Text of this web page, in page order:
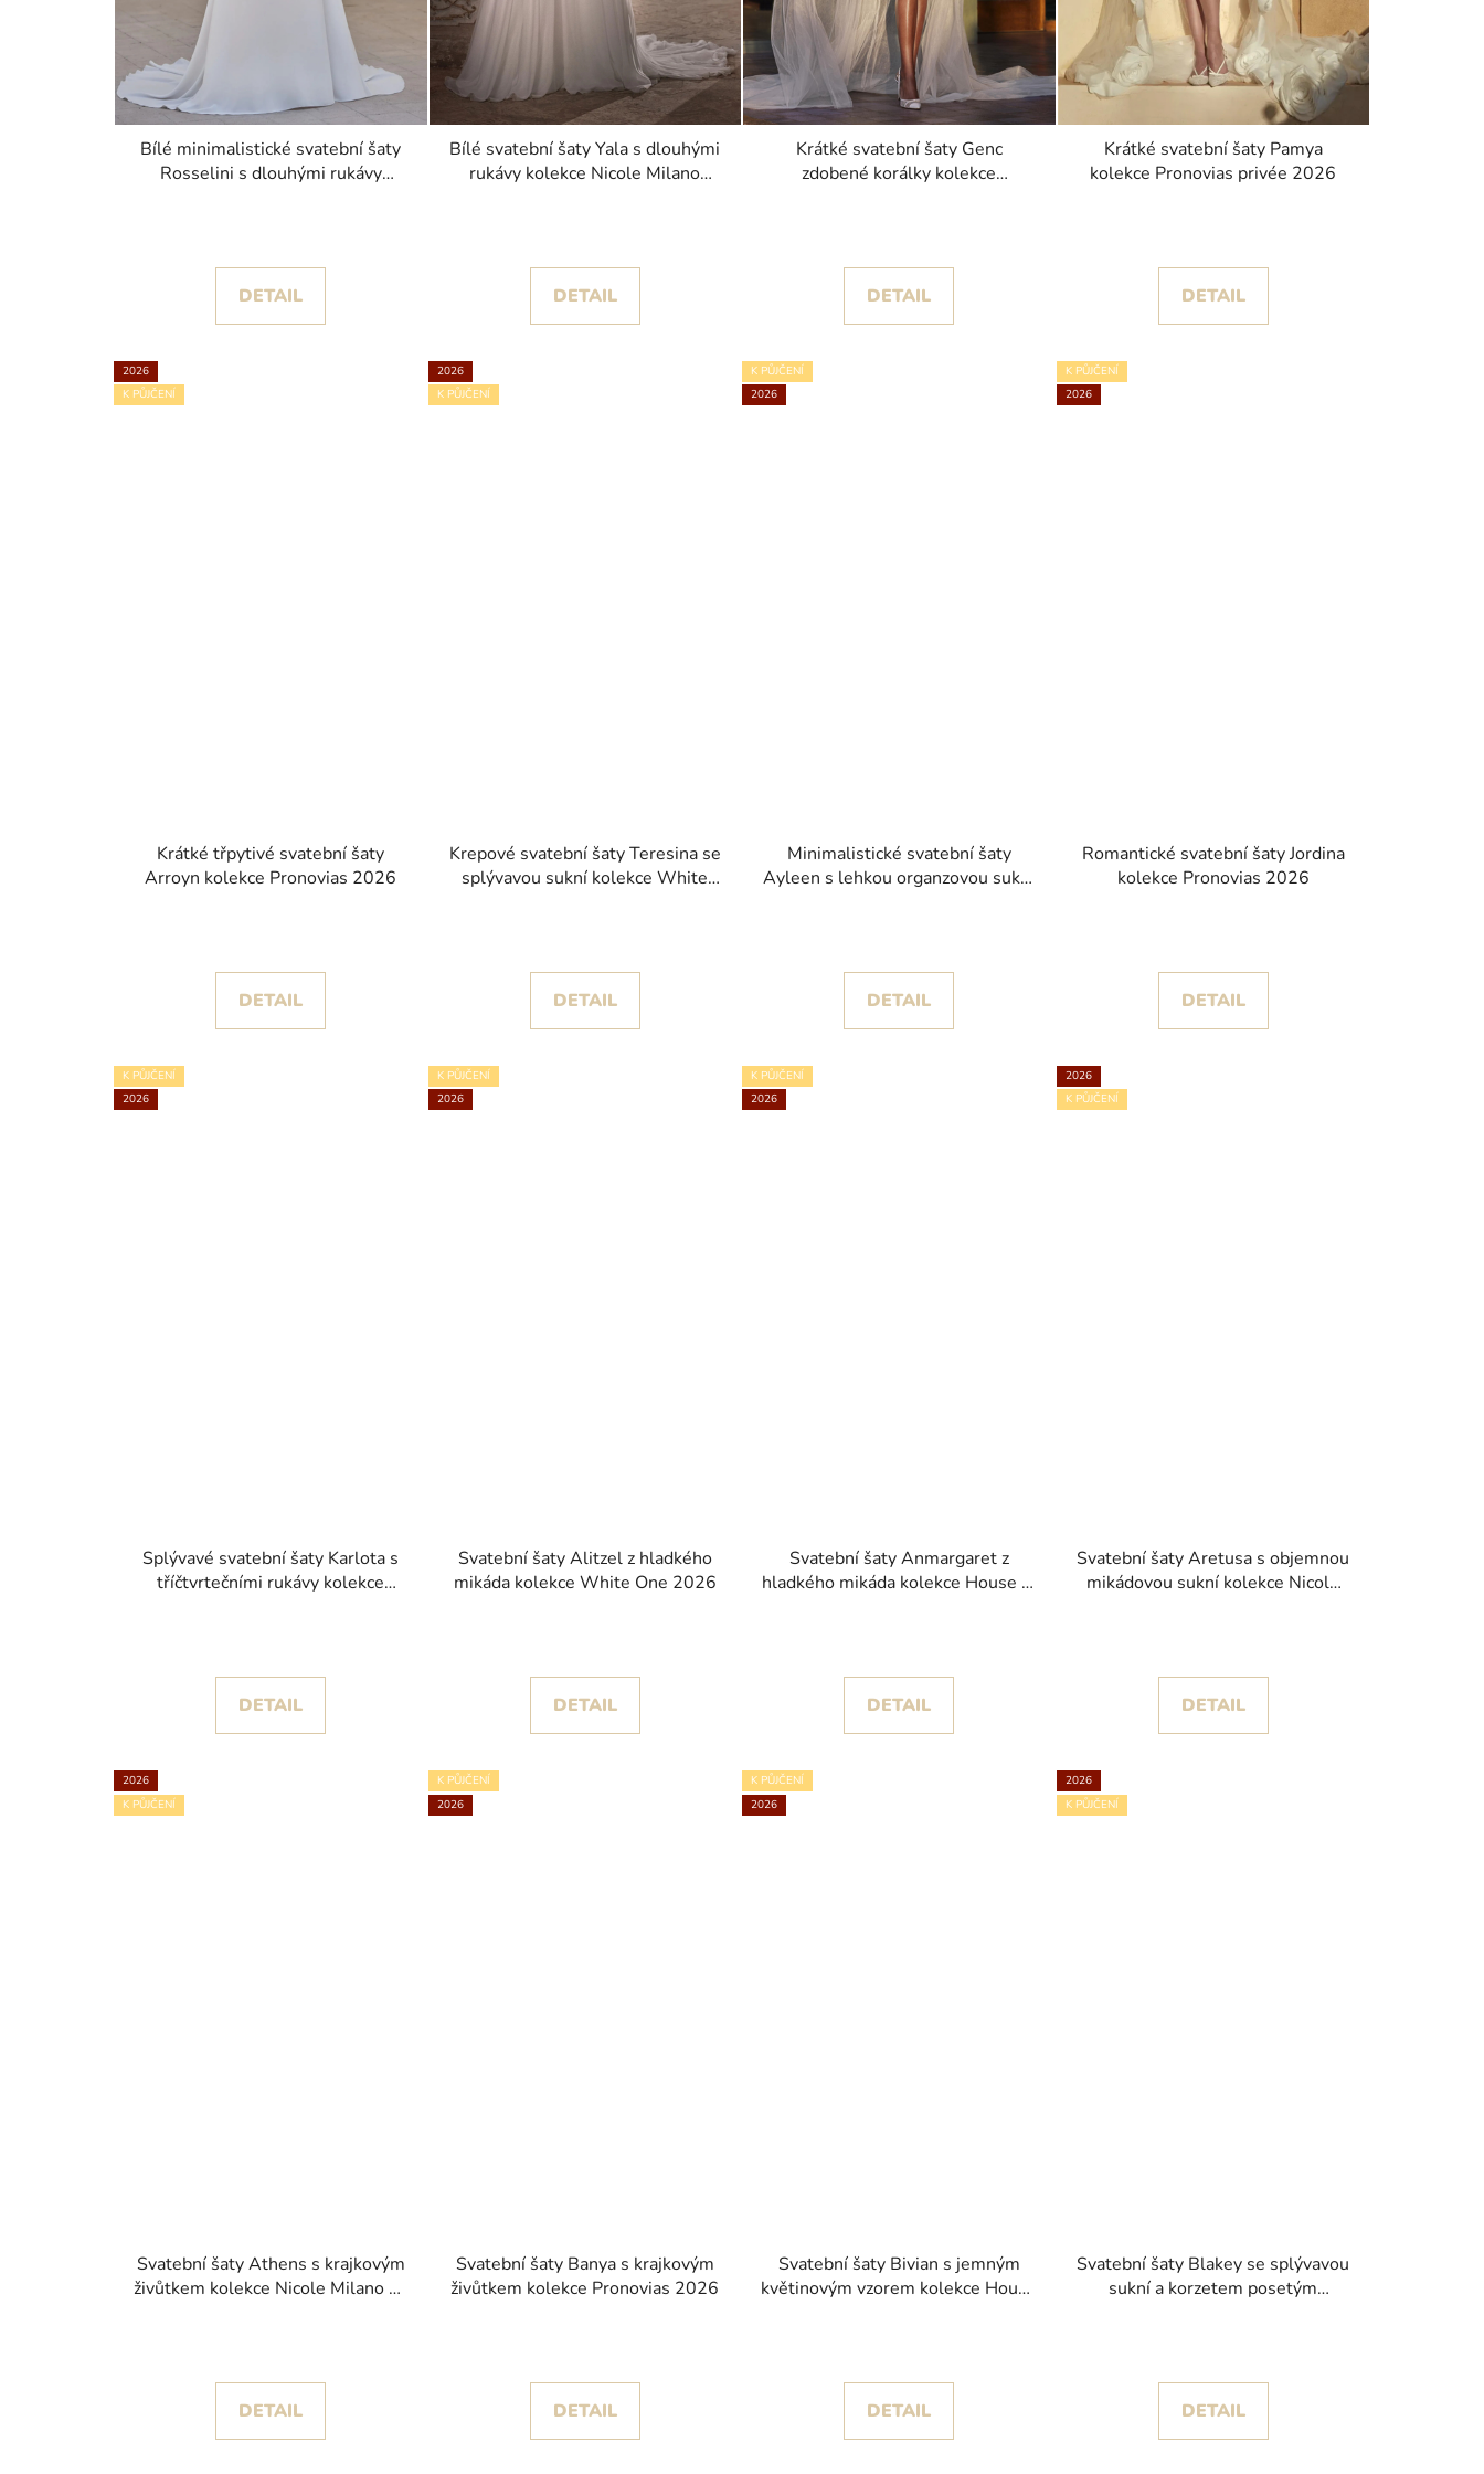
Bílé minimalistické svatební šaty
Rosselini s dlouhými rukávy
DETAIL
Bílé svatební šaty Yala s dlouhými
rukávy kolekce Nicole Milano
DETAIL
Krátké svatební šaty Genc
zdobené korálky kolekce
DETAIL
Krátké svatební šaty Pamya
kolekce Pronovias privée 2026
DETAIL
2026
K PŮJČENÍ
Krátké třpytivé svatební šaty
Arroyn kolekce Pronovias 2026
DETAIL
2026
K PŮJČENÍ
Krepové svatební šaty Teresina se
splývavou sukní kolekce White
DETAIL
K PŮJČENÍ
2026
Minimalistické svatební šaty
Ayleen s lehkou organzovou sukní
DETAIL
K PŮJČENÍ
2026
Romantické svatební šaty Jordina
kolekce Pronovias 2026
DETAIL
K PŮJČENÍ
2026
Splývavé svatební šaty Karlota s
tříčtvrtečními rukávy kolekce
DETAIL
K PŮJČENÍ
2026
Svatební šaty Alitzel z hladkého
mikáda kolekce White One 2026
DETAIL
K PŮJČENÍ
2026
Svatební šaty Anmargaret z
hladkého mikáda kolekce House of
DETAIL
2026
K PŮJČENÍ
Svatební šaty Aretusa s objemnou
mikádovou sukní kolekce Nicole
DETAIL
2026
K PŮJČENÍ
Svatební šaty Athens s krajkovým
živůtkem kolekce Nicole Milano by
DETAIL
K PŮJČENÍ
2026
Svatební šaty Banya s krajkovým
živůtkem kolekce Pronovias 2026
DETAIL
K PŮJČENÍ
2026
Svatební šaty Bivian s jemným
květinovým vzorem kolekce House
DETAIL
2026
K PŮJČENÍ
Svatební šaty Blakey se splývavou
sukní a korzetem posetým
DETAIL